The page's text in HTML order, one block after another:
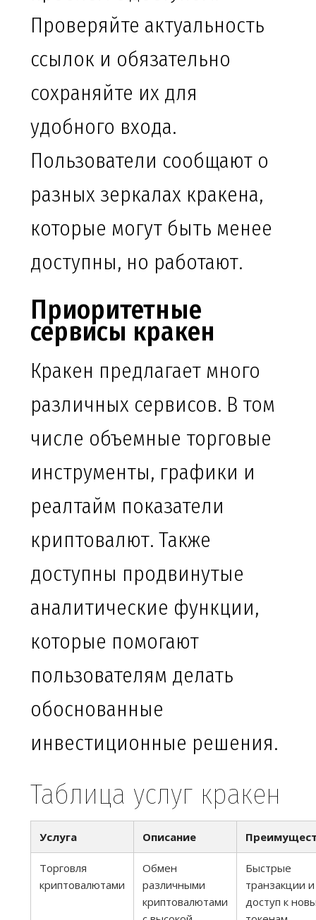
Проверяйте актуальность
ссылок и обязательно
сохраняйте их для
удобного входа.
Пользователи сообщают о
разных зеркалах кракена,
которые могут быть менее
доступны, но работают.
Приоритетные
сервисы кракен
Кракен предлагает много
различных сервисов. В том
числе объемные торговые
инструменты, графики и
реалтайм показатели
криптовалют. Также
доступны продвинутые
аналитические функции,
которые помогают
пользователям делать
обоснованные
инвестиционные решения.
Таблица услуг кракен
Услуга Описание
Торговля
криптовалютами
Обмен
различными
криптовалютами
Быстрые
транзакции и
доступ к